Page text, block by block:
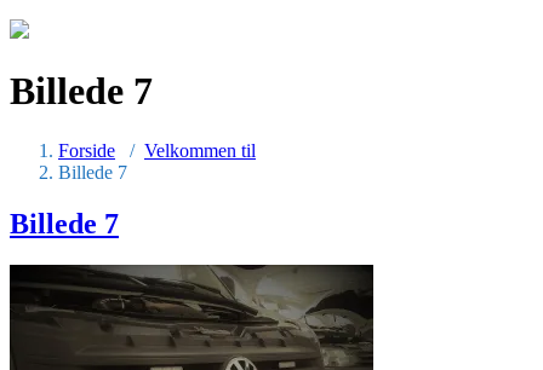
Billede 7
Forside / Velkommen til
Billede 7
Billede 7